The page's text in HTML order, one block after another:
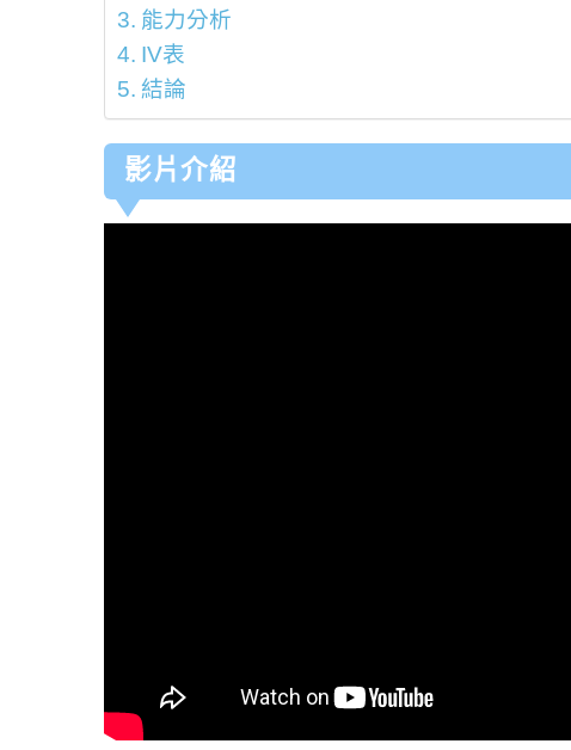
能力分析
IV表
結論
影片介紹